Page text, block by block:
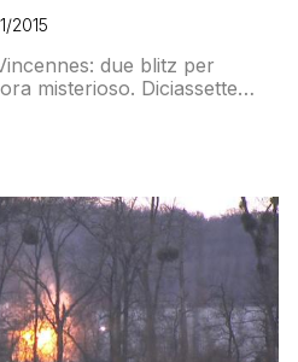
2015
due blitz per
misterioso. Diciassette
tutti: Al Qaida dello Yemen.
di essere dell’ISIS